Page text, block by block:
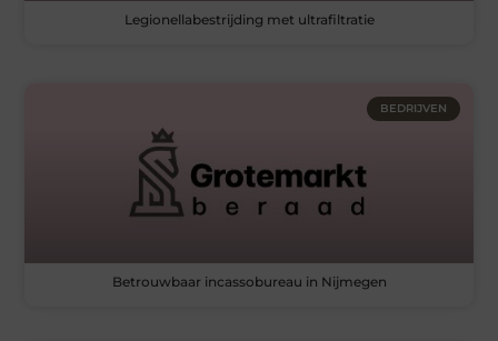
Legionellabestrijding met ultrafiltratie
BEDRIJVEN
Betrouwbaar incassobureau in Nijmegen